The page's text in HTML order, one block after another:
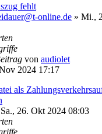
fehlt
online.de » Mi.,
von audiolet
2024 17:17
als
Sa., 26. Okt 2024 08:03